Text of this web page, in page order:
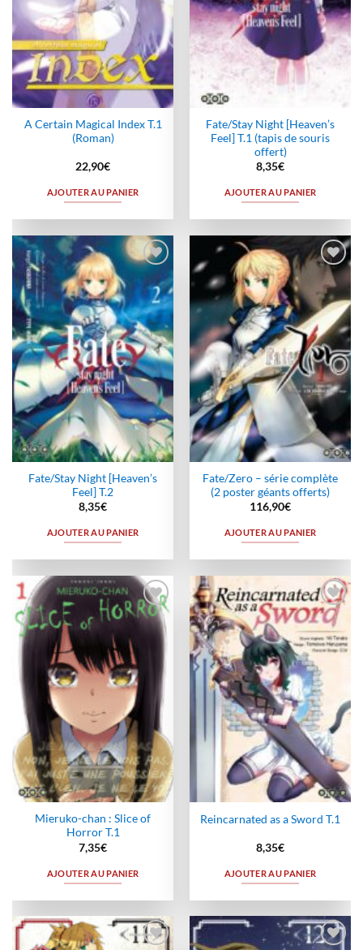
A Certain Magical Index T.1
(Roman)
22,90€
AJOUTER AU PANIER
Fate/Stay Night [Heaven’s
Feel] T.1 (tapis de souris
offert)
8,35€
AJOUTER AU PANIER
à la
wishlist
Fate/Stay Night [Heaven’s
Feel] T.2
8,35€
AJOUTER AU PANIER
Ajouter
à la
wishlist
Fate/Zero – série complète
(2 poster géants offerts)
116,90€
AJOUTER AU PANIER
Ajouter
Mieruko-chan : Slice of
Horror T.1
7,35€
AJOUTER AU PANIER
Ajouter
à la
wishlist
Reincarnated as a Sword T.1
8,35€
AJOUTER AU PANIER